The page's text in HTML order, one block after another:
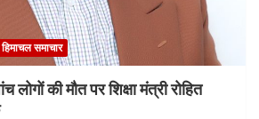
हिमाचल समाचार
की मौत पर शिक्षा मंत्री रोहित